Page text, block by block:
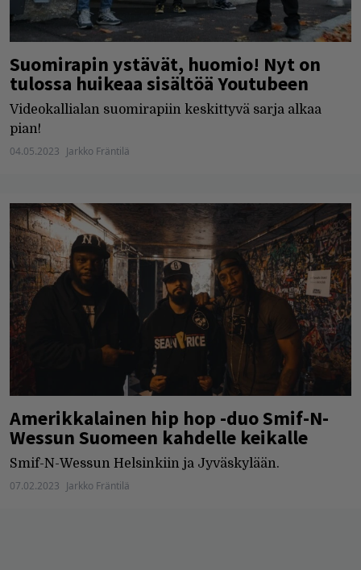
Suomirapin ystävät, huomio! Nyt on
tulossa huikeaa sisältöä Youtubeen
Videokallialan suomirapiin keskittyvä sarja alkaa
pian!
04.05.2023 Jarkko Fräntilä
Amerikkalainen hip hop -duo Smif-N-
Wessun Suomeen kahdelle keikalle
Smif-N-Wessun Helsinkiin ja Jyväskylään.
07.02.2023 Jarkko Fräntilä